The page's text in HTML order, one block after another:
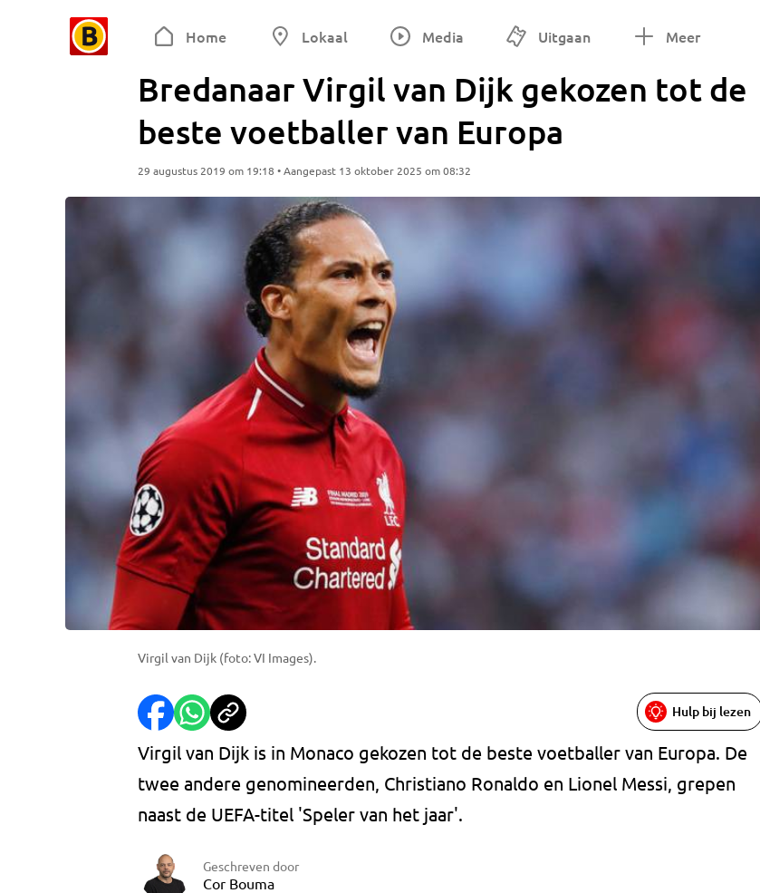
Home Lokaal Media Uitgaan Meer
Bredanaar Virgil van Dijk gekozen tot de
beste voetballer van Europa
29 augustus 2019 om 19:18 • Aangepast 13 oktober 2025 om 08:32
Virgil van Dijk (foto: VI Images).
Hulp bij lezen
Virgil van Dijk is in Monaco gekozen tot de beste voetballer van Europa. De
twee andere genomineerden, Christiano Ronaldo en Lionel Messi, grepen
naast de UEFA-titel 'Speler van het jaar'.
Geschreven door
Cor Bouma